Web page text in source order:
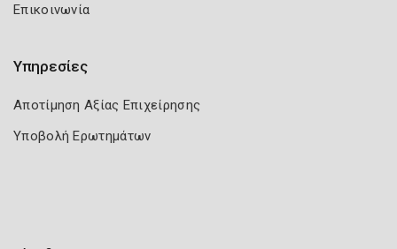
Επικοινωνία
Υπηρεσίες
Αποτίμηση Αξίας Επιχείρησης
Υποβολή Ερωτημάτων